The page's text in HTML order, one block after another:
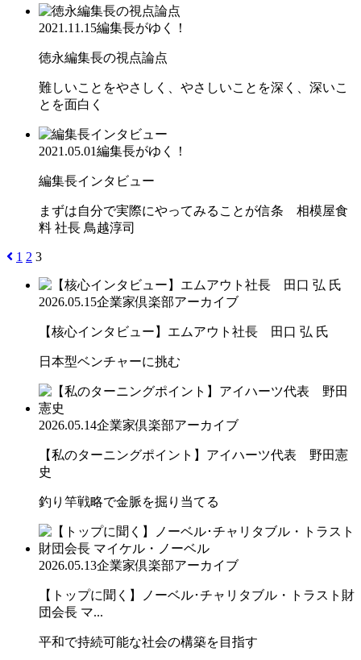
2021.11.15編集長がゆく！
徳永編集長の視点論点
難しいことをやさしく、やさしいことを深く、深いこ
とを面白く
2021.05.01編集長がゆく！
編集長インタビュー
まずは自分で実際にやってみることが信条 相模屋食
料 社長 鳥越淳司
1 2 3
2026.05.15企業家倶楽部アーカイブ
【核心インタビュー】エムアウト社長 田口 弘 氏
日本型ベンチャーに挑む
2026.05.14企業家倶楽部アーカイブ
【私のターニングポイント】アイハーツ代表 野田憲
史
釣り竿戦略で金脈を掘り当てる
2026.05.13企業家倶楽部アーカイブ
【トップに聞く】ノーベル･チャリタブル・トラスト財
団会長 マ...
平和で持続可能な社会の構築を目指す